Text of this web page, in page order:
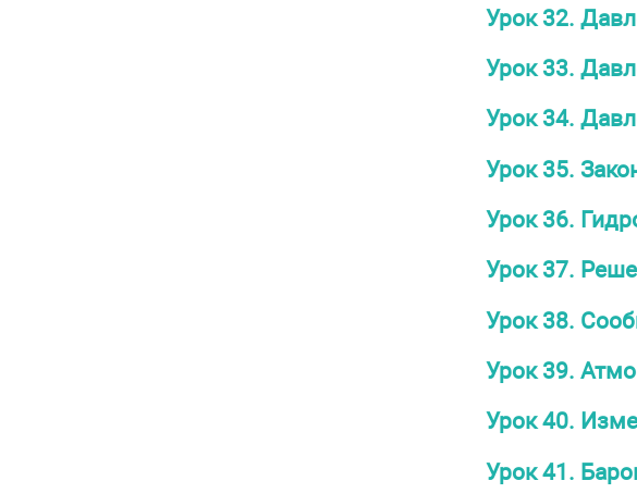
Урок 32.
Урок 33.
Урок 34.
Урок 35.
Урок 36.
Урок 37.
Урок 38.
Урок 39.
Урок 40.
Урок 41.